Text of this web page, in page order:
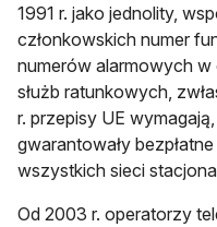
1991 r. jako jednolity,
członkowskich numer
numerów alarmowych
służb ratunkowych,
r. przepisy UE
gwarantowały
wszystkich sieci
Od 2003 r. operatorzy